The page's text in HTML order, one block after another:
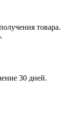
товара.
30 дней.